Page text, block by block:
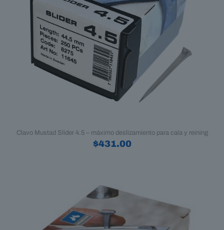
en
la
página
de
producto
Clavo Mustad Slider 4.5 – máximo deslizamiento para cala y reining
$431.00